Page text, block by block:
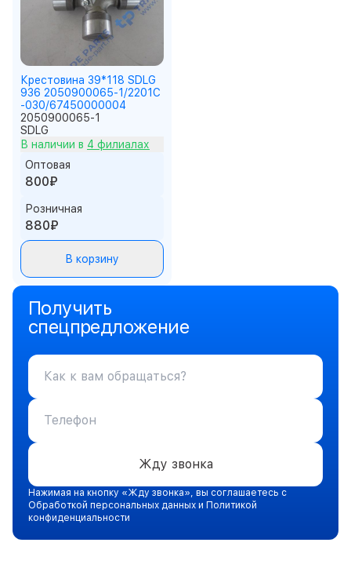
Крестовина 39*118 SDLG
936 2050900065-1/2201C
-030/67450000004
2050900065-1
SDLG
В наличии в 4 филиалах
Оптовая
800₽
Розничная
880₽
В корзину
Получить
спецпредложение
Жду звонка
Нажимая на кнопку «Жду звонка», вы соглашаетесь с
Обработкой персональных данных и Политикой
конфиденциальности